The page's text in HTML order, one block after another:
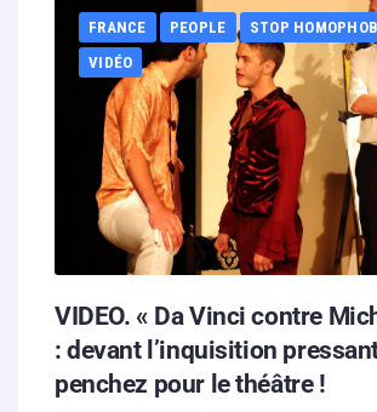
Boutique
Partenaires
Hébergement solidaire
FRANCE PEOPLE
STOP
VIDÉO
VIDEO. « Da Vinci contre
: devant l’inquisition
penchez pour le théâtre !